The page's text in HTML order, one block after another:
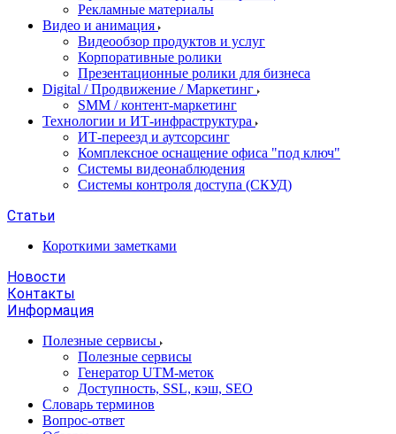
Рекламные материалы
Видео и анимация
Видеообзор продуктов и услуг
Корпоративные ролики
Презентационные ролики для бизнеса
Digital / Продвижение / Маркетинг
SMM / контент-маркетинг
Технологии и ИТ-инфраструктура
ИТ-переезд и аутсорсинг
Комплексное оснащение офиса "под ключ"
Системы видеонаблюдения
Системы контроля доступа (СКУД)
Статьи
Короткими заметками
Новости
Контакты
Информация
Полезные сервисы
Полезные сервисы
Генератор UTM‑меток
Доступность, SSL, кэш, SEO
Словарь терминов
Вопрос-ответ